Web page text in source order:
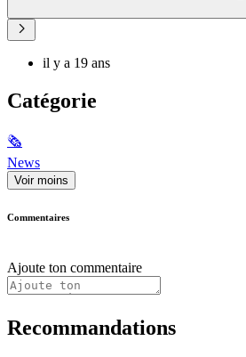
il y a 19 ans
Catégorie
🗞
News
Voir moins
Commentaires
Ajoute ton commentaire
Recommandations